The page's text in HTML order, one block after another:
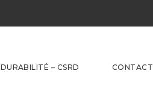
DURABILITÉ – CSRD CONTACT